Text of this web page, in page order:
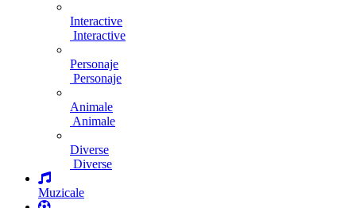
Interactive
Interactive
Personaje
Personaje
Animale
Animale
Diverse
Diverse
Muzicale